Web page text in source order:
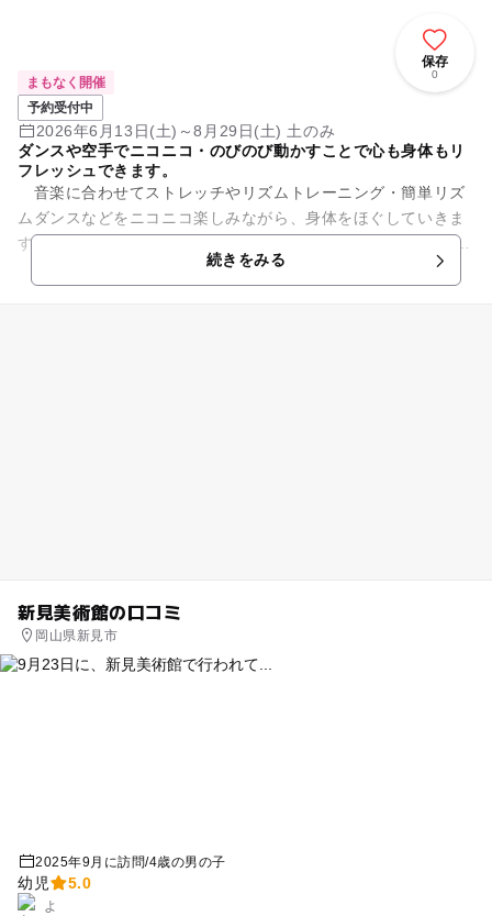
保存
0
まもなく開催
予約受付中
2026年6月13日(土)～8月29日(土) 土のみ
ダンスや空手でニコニコ・のびのび動かすことで心も身体もリ
フレッシュできます。
音楽に合わせてストレッチやリズムトレーニング・簡単リズ
ムダンスなどをニコニコ楽しみながら、身体をほぐしていきま
す。 また、空手の型をやってみたり、ミットやサンドバックを
使って突きや蹴りの体験...続きをみる
新見美術館の口コミ
岡山県新見市
2025年9月に訪問/4歳の男の子
幼児 5.0
よ